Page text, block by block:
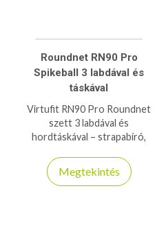
Roundnet RN90 Pro
Spikeball 3 labdával és
táskával
Virtufit RN90 Pro Roundnet
szett 3 labdával és
hordtáskával – strapabíró,
beltéren egyaránt.
Megtekintés